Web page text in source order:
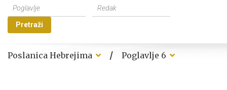
Pretraži
Poslanica Hebrejima / Poglavlje 6